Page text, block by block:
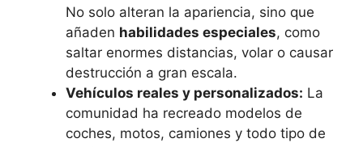
No solo alteran la apariencia, sino que
añaden habilidades especiales, como
saltar enormes distancias, volar o causar
destrucción a gran escala.
Vehículos reales y personalizados: La
comunidad ha recreado modelos de
coches, motos, camiones y todo tipo de